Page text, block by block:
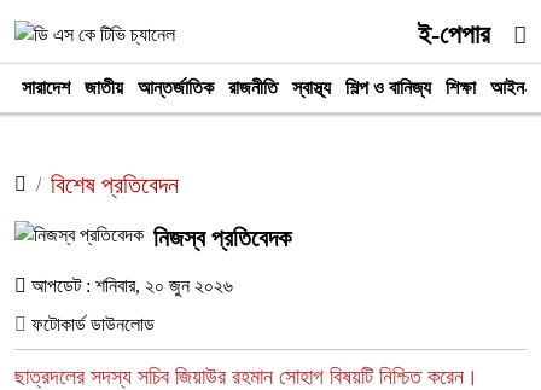
ই-পেপার
সারাদেশ জাতীয় আন্তর্জাতিক রাজনীতি স্বাস্থ্য শিল্প ও বানিজ্য শিক্ষা আইন-
বিশেষ প্রতিবেদন
নিজস্ব প্রতিবেদক
আপডেট : শনিবার, ২০ জুন ২০২৬
ফটোকার্ড ডাউনলোড
ছাত্রদলের সদস্য সচিব জিয়াউর রহমান সোহাগ বিষয়টি নিশ্চিত করেন।